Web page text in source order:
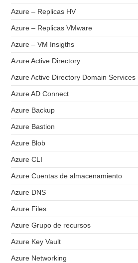
Azure – Replicas HV
Azure – Replicas VMware
Azure – VM Insigths
Azure Active Directory
Azure Active Directory Domain Services
Azure AD Connect
Azure Backup
Azure Bastion
Azure Blob
Azure CLI
Azure Cuentas de almacenamiento
Azure DNS
Azure Files
Azure Grupo de recursos
Azure Key Vault
Azure Networking